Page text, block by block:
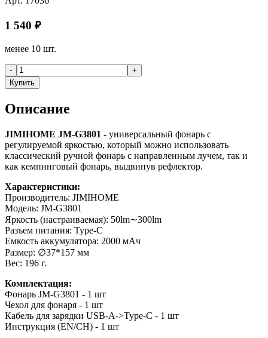
1 540 ₽
менее 10 шт.
-
+
Купить
Описание
JIMIHOME JM-G3801 - универсальный фонарь с
регулируемой яркостью, который можно использовать
классический ручной фонарь с направленным лучем, так и
как кемпинговый фонарь, выдвинув рефлектор.
Характеристики:
Производитель: JIMIHOME
Модель: JM-G3801
Яркость (настраиваемая): 50lm∼300lm
Разъем питания: Type-C
Емкость аккумулятора: 2000 мАч
Размер: ∅37*157 мм
Вес: 196 г.
Комплектация:
Фонарь JM-G3801 - 1 шт
Чехол для фонаря - 1 шт
Кабель для зарядки USB-A->Type-C - 1 шт
Инструкция (EN/CH) - 1 шт